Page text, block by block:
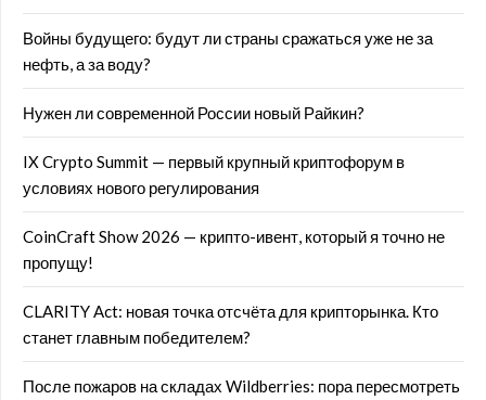
Войны будущего: будут ли страны сражаться уже не за
нефть, а за воду?
Нужен ли современной России новый Райкин?
IX Crypto Summit — первый крупный криптофорум в
условиях нового регулирования
CoinCraft Show 2026 — крипто-ивент, который я точно не
пропущу!
CLARITY Act: новая точка отсчёта для крипторынка. Кто
станет главным победителем?
После пожаров на складах Wildberries: пора пересмотреть